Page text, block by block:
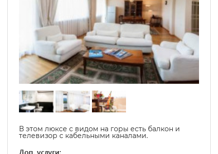
В этом люксе с видом на горы есть балкон и
телевизор с кабельными каналами.
Доп. услуги: